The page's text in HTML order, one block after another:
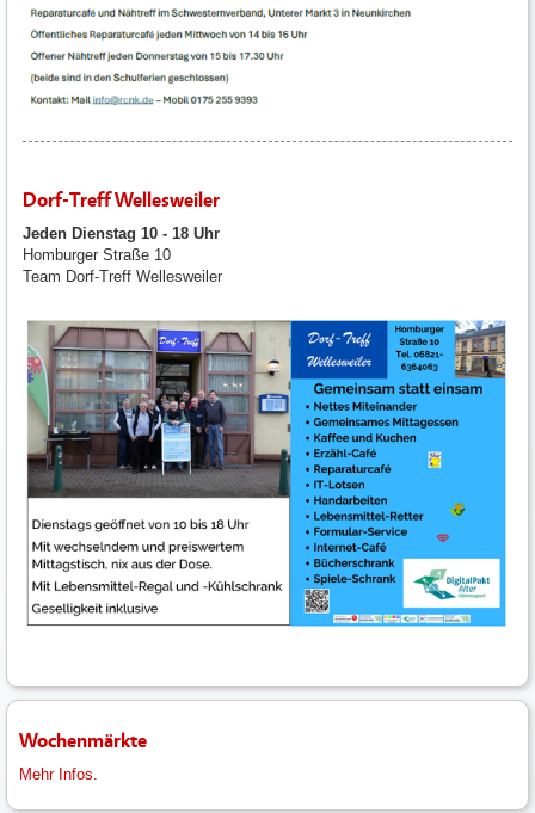
Dorf-Treff Wellesweiler
Jeden Dienstag 10 - 18 Uhr
Homburger Straße 10
Team Dorf-Treff Wellesweiler
Wochenmärkte
Mehr Infos.